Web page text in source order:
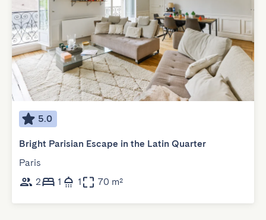
5.0
Bright Parisian Escape in the Latin Quarter
Paris
2
1 1 70 m²